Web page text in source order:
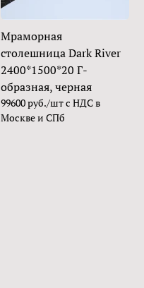
Мраморная
столешница Dark River
2400*1500*20 Г-
образная, черная
99600 руб./шт с НДС в
Москве и СПб